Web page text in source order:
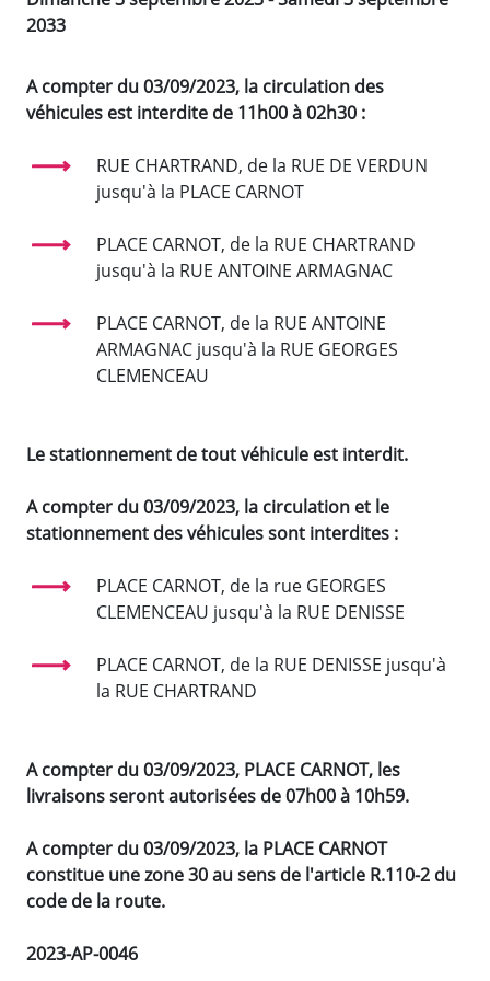
2033
A compter du 03/09/2023, la circulation des
véhicules est interdite de 11h00 à 02h30 :
RUE CHARTRAND, de la RUE DE VERDUN
jusqu'à la PLACE CARNOT
PLACE CARNOT, de la RUE CHARTRAND
jusqu'à la RUE ANTOINE ARMAGNAC
PLACE CARNOT, de la RUE ANTOINE
ARMAGNAC jusqu'à la RUE GEORGES
CLEMENCEAU
Le stationnement de tout véhicule est interdit.
A compter du 03/09/2023, la circulation et le
stationnement des véhicules sont interdites :
PLACE CARNOT, de la rue GEORGES
CLEMENCEAU jusqu'à la RUE DENISSE
PLACE CARNOT, de la RUE DENISSE jusqu'à
la RUE CHARTRAND
A compter du 03/09/2023, PLACE CARNOT, les
livraisons seront autorisées de 07h00 à 10h59.
A compter du 03/09/2023, la PLACE CARNOT
constitue une zone 30 au sens de l'article R.110-2 du
code de la route.
2023-AP-0046